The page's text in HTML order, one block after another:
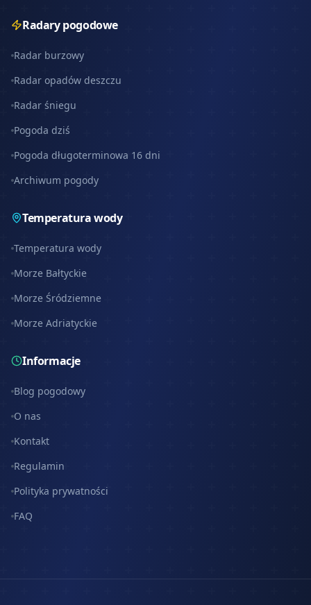
Radary pogodowe
Radar burzowy
Radar opadów deszczu
Radar śniegu
Pogoda dziś
Pogoda długoterminowa 16 dni
Archiwum pogody
Temperatura wody
Temperatura wody
Morze Bałtyckie
Morze Śródziemne
Morze Adriatyckie
Informacje
Blog pogodowy
O nas
Kontakt
Regulamin
Polityka prywatności
FAQ